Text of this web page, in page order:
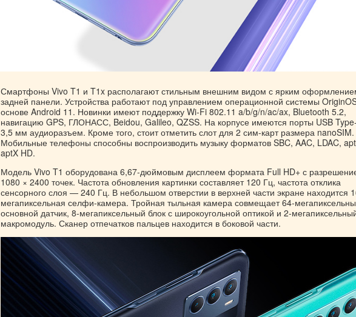
Смартфоны Vivo T1 и T1x располагают стильным внешним видом с ярким
задней панели. Устройства работают под управлением операционной системы
основе Android 11. Новинки имеют поддержку Wi-Fi 802.11 a/b/g/n/ac/ax, Bluetooth 5.2,
навигацию GPS, ГЛОНАСС, Beidou, Galileo, QZSS. На корпусе имеются порты USB
3,5 мм аудиоразъем. Кроме того, стоит отметить слот для 2 сим-карт размера nanoSIM.
Мобильные телефоны способны воспроизводить музыку форматов SBC, AAC, LDAC,
aptX HD.
Модель Vivo T1 оборудована 6,67-дюймовым дисплеем формата Full HD+ с
1080 × 2400 точек. Частота обновления картинки составляет 120 Гц, частота отклика
сенсорного слоя — 240 Гц. В небольшом отверстии в верхней части экране находится
мегапиксельная селфи-камера. Тройная тыльная камера совмещает 64-
основной датчик, 8-мегапиксельный блок с широкоугольной оптикой и 2-
макромодуль. Сканер отпечатков пальцев находится в боковой части.